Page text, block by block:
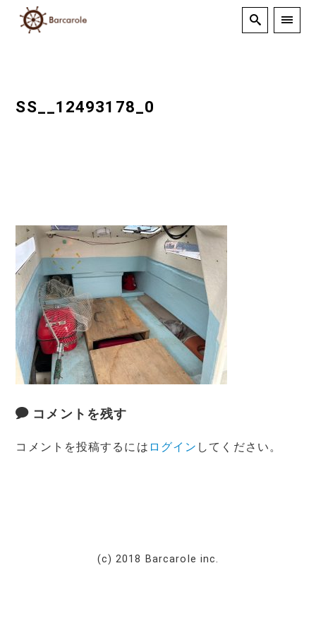
SS__12493178_0
コメントを残す
コメントを投稿するには ログイン してください。
(c) 2018 Barcarole inc.